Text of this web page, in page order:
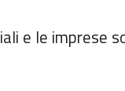
e le imprese